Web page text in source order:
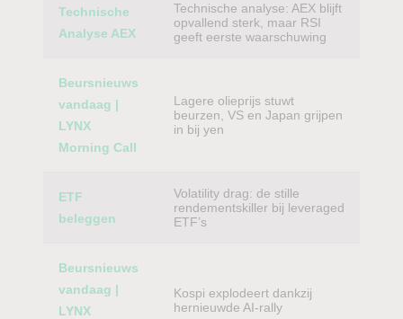
Technische
Analyse AEX
Technische analyse: AEX blijft
opvallend sterk, maar RSI
geeft eerste waarschuwing
Beursnieuws
vandaag |
LYNX
Morning Call
Lagere olieprijs stuwt
beurzen, VS en Japan grijpen
in bij yen
ETF
beleggen
Volatility drag: de stille
rendementskiller bij leveraged
ETF’s
Beursnieuws
vandaag |
LYNX
Kospi explodeert dankzij
hernieuwde AI-rally